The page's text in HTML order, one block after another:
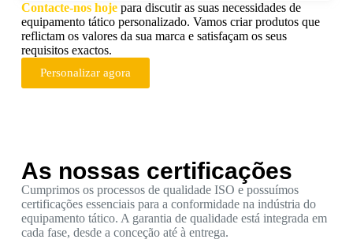
Contacte-nos hojepara discutir as suas necessidades de
equipamento tático personalizado. Vamos criar produtos que
reflictam os valores da sua marca e satisfaçam os seus
requisitos exactos.
Personalizar agora
As nossas certificações
Cumprimos os processos de qualidade ISO e possuímos
certificações essenciais para a conformidade na indústria do
equipamento tático. A garantia de qualidade está integrada em
cada fase, desde a conceção até à entrega.